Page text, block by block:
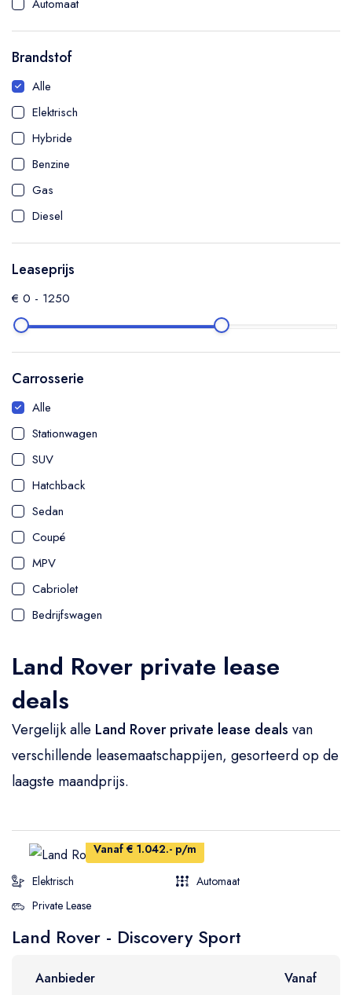
Automaat
Brandstof
Alle
Elektrisch
Hybride
Benzine
Gas
Diesel
Leaseprijs
€ 0 - 1250
Carrosserie
Alle
Stationwagen
SUV
Hatchback
Sedan
Coupé
MPV
Cabriolet
Bedrijfswagen
Land Rover private lease
deals
Vergelijk alle Land Rover private lease deals van
verschillende leasemaatschappijen, gesorteerd op de
laagste maandprijs.
Vanaf € 1.042.- p/m
Elektrisch
Automaat
Private Lease
Land Rover - Discovery Sport
Aanbieder Vanaf